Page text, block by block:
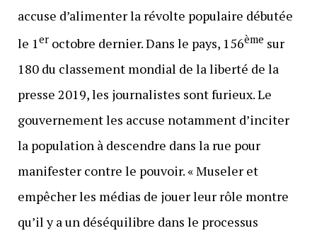
accuse d’alimenter la révolte populaire débutée
le 1eroctobre dernier. Dans le pays, 156ème sur
180 du classement mondial de la liberté de la
presse 2019, les journalistes sont furieux. Le
gouvernement les accuse notamment d’inciter
la population à descendre dans la rue pour
manifester contre le pouvoir. « Museler et
empêcher les médias de jouer leur rôle montre
qu’il y a un déséquilibre dans le processus